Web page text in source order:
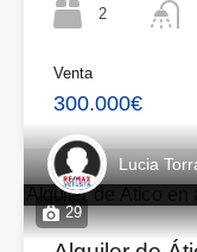
2
Venta
300.000€
29
Lucia